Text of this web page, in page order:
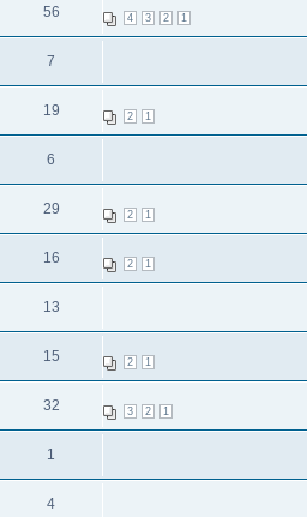
1
2
3
4
56
תגובות
7
1
2
19
תגובות
6
1
2
29
תגובות
1
2
16
13
תגובות
1
2
15
1
2
3
32
תגובות
1
4